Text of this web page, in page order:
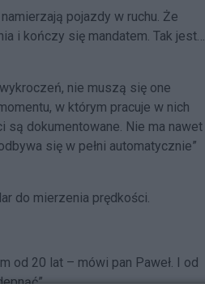
pojazdy w ruchu. Że
i kończy się mandatem. Tak jest…
nie muszą się one
w którym pracuje w nich
są dokumentowane. Nie ma nawet
się w pełni automatycznie”
do mierzenia prędkości.
od 20 lat – mówi pan Paweł. I od